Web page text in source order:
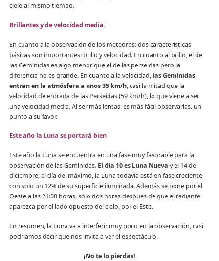
cielo al mismo tiempo.
Brillantes y de velocidad media.
En cuanto a la observación de los meteoros: dos características
básicas son importantes: brillo y velocidad. En cuanto al brillo, el de
las Gemínidas es algo menor que el de las perseidas pero la
diferencia no es grande. En cuanto a la velocidad,las Gemínidas
entran en la atmósfera a unos 35 km/h, casi la mitad que la
velocidad de entrada de las Perseidas (59 km/h), lo que viene a ser
una velocidad media. Al ser más lentas, es más fácil observarlas, un
punto a su favor.
Este año la Luna se portará bien
Este año la Luna se encuentra en una fase muy favorable para la
observación de las Gemínidas. El día 10 es Luna Nueva y el 14 de
diciembre, el día del máximo, la Luna todavía está en fase creciente
con solo un 12% de su superficie iluminada. Además se pone por el
Oeste a las 21:00 horas, sólo dos horas después de que el radiante
aparezca por el lado opuesto del cielo, por el Este.
En resumen, la Luna va a interferir muy poco en la observación, casi
podríamos decir que nos invita a ver el espectáculo.
¡No te lo pierdas!